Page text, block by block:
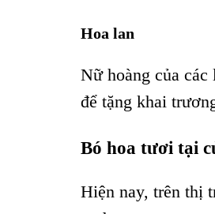
Hoa lan
Nữ hoàng của các
để tặng khai
Bó hoa tươi tại
Hiện nay, trên thị